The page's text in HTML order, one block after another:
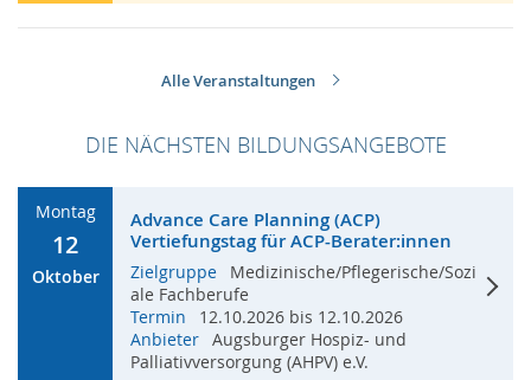
Alle Veranstaltungen
DIE NÄCHSTEN BILDUNGSANGEBOTE
Montag
12
Oktober
Advance Care Planning (ACP)
Vertiefungstag für ACP-Berater:innen
Zielgruppe
Medizinische/Pflegerische/Sozi
ale Fachberufe
Termin
12.10.2026 bis 12.10.2026
Anbieter Augsburger Hospiz- und
Palliativversorgung (AHPV) e.V.